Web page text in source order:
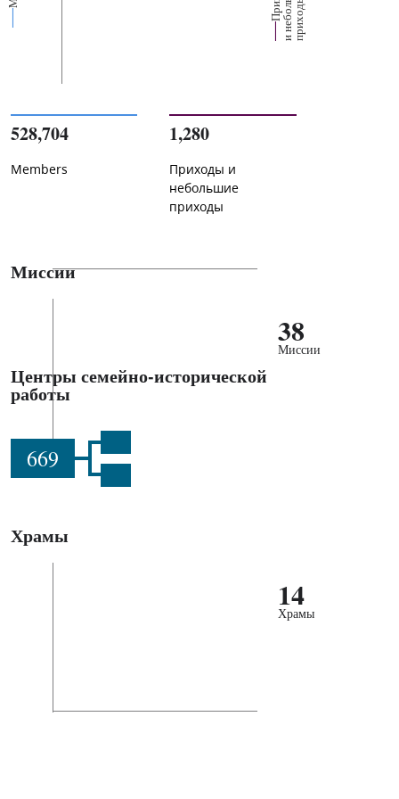
х
ь
ы
528,704
Members
1,280
Приходы и
небольшие
приходы
Миссии
38
Миссии
Центры семейно-исторической
работы
669
Храмы
14
Храмы